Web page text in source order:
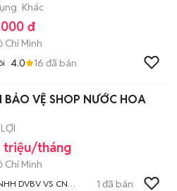
Khác
đ
Chí Minh
4.0 16 đã bán
BẢO VỆ SHOP NƯỚC HOA
triệu/tháng
Chí Minh
DVBV VS CN
1 đã bán